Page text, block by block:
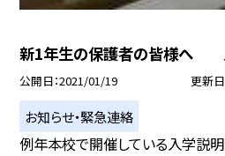
新1年生の保護者の皆様へ
公開日 2021/01/19 更新日
お知らせ・緊急連絡
例年本校で開催している入学説